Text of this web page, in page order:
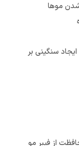
شدن موها
سنگینی بر
از فیبر مو